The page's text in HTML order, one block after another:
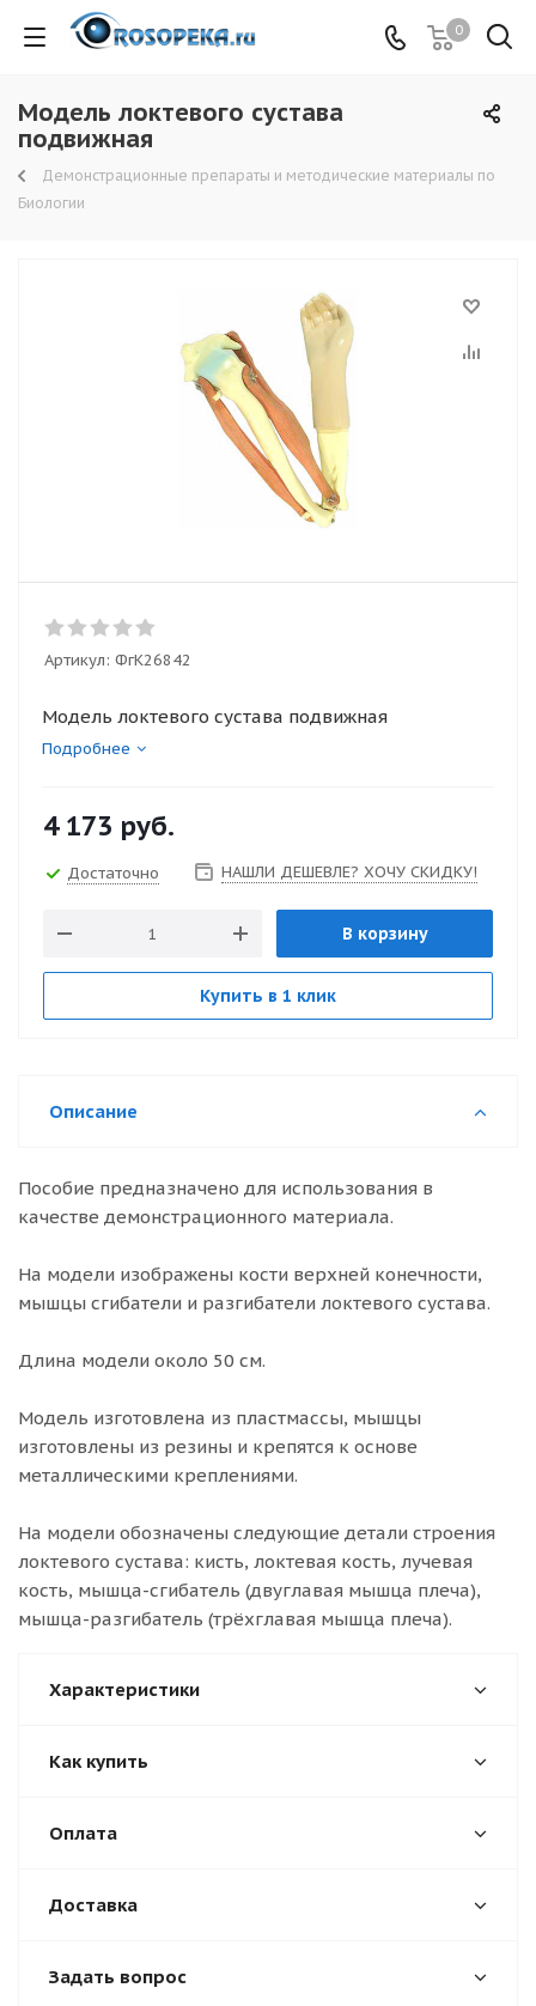
0
Модель локтевого сустава
подвижная
Демонстрационные препараты и методические материалы по
Биологии
Артикул: ФгК26842
Модель локтевого сустава подвижная
Подробнее
4 173 руб.
Достаточно НАШЛИ ДЕШЕВЛЕ? ХОЧУ СКИДКУ!
В корзину
Купить в 1 клик
Описание
Пособие предназначено для использования в
качестве демонстрационного материала.
На модели изображены кости верхней конечности,
мышцы сгибатели и разгибатели локтевого сустава.
Длина модели около 50 см.
Модель изготовлена из пластмассы, мышцы
изготовлены из резины и крепятся к основе
металлическими креплениями.
На модели обозначены следующие детали строения
локтевого сустава: кисть, локтевая кость, лучевая
кость, мышца-сгибатель (двуглавая мышца плеча),
мышца-разгибатель (трёхглавая мышца плеча).
Характеристики
Как купить
Оплата
Доставка
Задать вопрос